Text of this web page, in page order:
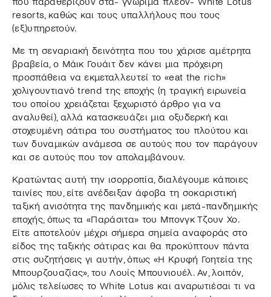
resorts, καθώς και τους υπαλλήλους που τους
(εξ)υπηρετούν.
Με τη σεναριακή δεινότητα που του χάρισε αμέτρητα
βραβεία, ο Μάικ Γουάιτ δεν κάνει μια πρόχειρη
προσπάθεια να εκμεταλλευτεί το «eat the rich»
χολιγουντιανό trend της εποχής (η τραγική ειρωνεία
του οποίου χρειάζεται ξεχωριστό άρθρο για να
αναλυθεί), αλλά κατασκευάζει μια οξυδερκή και
στοχευμένη σάτιρα του συστήματος του πλούτου και
των δυναμικών ανάμεσα σε αυτούς που τον παράγουν
και σε αυτούς που τον απολαμβάνουν.
Κρατώντας αυτή την ισορροπία, διαλέγουμε κάποιες
ταινίες που, είτε ανέδειξαν άφοβα τη σοκαριστική
ταξική ανισότητα της πανδημικής και μετά-πανδημικής
εποχής, όπως τα «Παράσιτα» του Μπονγκ Τζουν Χο.
Είτε αποτελούν μέχρι σήμερα σημεία αναφοράς στο
είδος της ταξικής σάτιρας και θα προκύπτουν πάντα
στις συζητήσεις γι αυτήν, όπως «Η Κρυφή Γοητεία της
Μπουρζουαζίας», του Λουίς Μπουνιουέλ. Αν, λοιπόν,
μόλις τελείωσες το White Lotus και αναρωτιέσαι τι να